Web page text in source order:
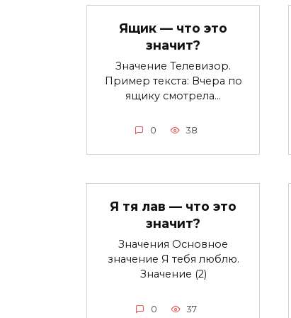
Ящик — что это
значит?
Значение Телевизор.
Пример текста: Вчера по
ящику смотрела…
0 38
Я тя лав — что это
значит?
Значения Основное
значение Я тебя люблю.
Значение (2)
0 37